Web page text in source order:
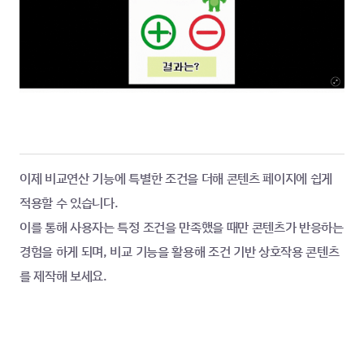
이제 비교연산 기능에 특별한 조건을 더해 콘텐츠 페이지에 쉽게
적용할 수 있습니다.
이를 통해 사용자는 특정 조건을 만족했을 때만 콘텐츠가 반응하는
경험을 하게 되며, 비교 기능을 활용해 조건 기반 상호작용 콘텐츠
를 제작해 보세요.